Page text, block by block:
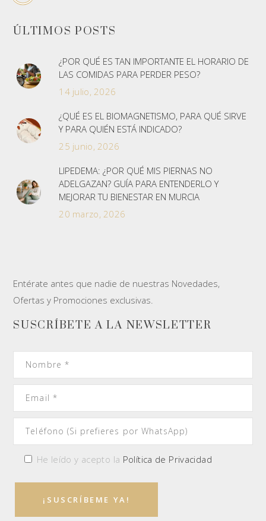
ÚLTIMOS POSTS
¿POR QUÉ ES TAN IMPORTANTE EL HORARIO DE
LAS COMIDAS PARA PERDER PESO?
14 julio, 2026
¿QUÉ ES EL BIOMAGNETISMO, PARA QUÉ SIRVE
Y PARA QUIÉN ESTÁ INDICADO?
25 junio, 2026
LIPEDEMA: ¿POR QUÉ MIS PIERNAS NO
ADELGAZAN? GUÍA PARA ENTENDERLO Y
MEJORAR TU BIENESTAR EN MURCIA
20 marzo, 2026
Entérate antes que nadie de nuestras Novedades,
Ofertas y Promociones exclusivas.
SUSCRÍBETE A LA NEWSLETTER
He leído y acepto la Política de Privacidad